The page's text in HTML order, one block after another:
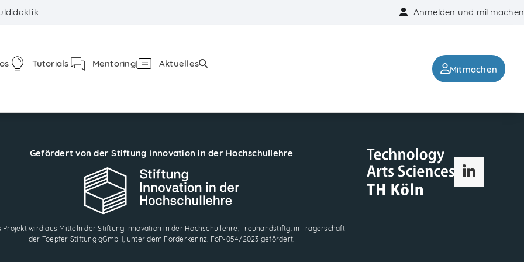
Anmelden und mitmachen
Tutorials Mentoring Aktuelles Mitmachen
Gefördert von der Stiftung Innovation in der Hochschullehre
Projekt wird aus Mitteln der Stiftung Innovation in der Hochschullehre, Treuhandstiftg. in Trägerschaft
der Toepfer Stiftung gGmbH, unter dem Förderkennz. FoP-054/2023 gefördert.
LinkedIn